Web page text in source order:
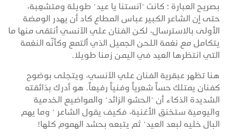
بصريح العبارة ؛ كانت "آنستنا يا عيد" طويلة ومتشعِبة،
حتى إن الشاعر الكبير عباس المطاع كاد أن يهدر الومضة
الأولى بالاسترسال، لكن الفنان علي الآنسي أنتقى منها ما
يتكامل مع نغمة اللحن الجميل الذي ألتمع وكأنّه النغمة
التي انتظرها العيد في اليمن زمنا طويلا.
هنا تظهر عبقرية الفنان علي الآنسي، ويتجلى بوضوح
كفنان يمتلك حساً شعرياً وفنياً رفيعاً. هو أدرك بذائقته
الشديدة الذكاء أن "الحشو الزائد" والمواضيع الخدمية
واليومية ستخنق الأغنية، فكيف يقول الشاعر " وما يهم
البال خليه لبعد العيد" ثم يتبعه بحشد الهموم كلها!